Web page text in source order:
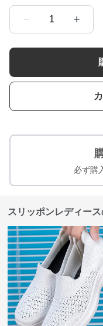
1
必ず購
スリッポンレディー